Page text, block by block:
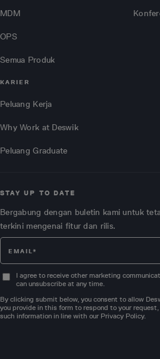
MDM
OPS
Semua Produk
KARIER
Peluang Kerja
Why Work at Deswik
Peluang Graduate
STAY UP TO DATE
Bergabung dengan buletin kami untuk
terkini mengenai fitur dan rilis.
I agree to receive other marketing
can unsubscribe at any time.
By clicking submit below, you consent to allow
you provide in this form to respond to your
such information in line with our Privacy Policy.